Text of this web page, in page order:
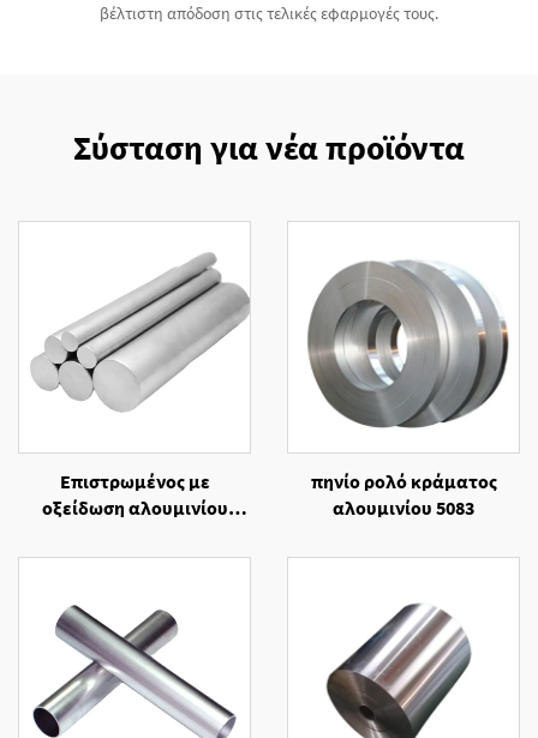
βέλτιστη απόδοση στις τελικές εφαρμογές τους.
Σύσταση για νέα προϊόντα
Επιστρωμένος με
οξείδωση αλουμινίου
στρογγυλής διατομής
πηνίο ρολό κράματος
αλουμινίου 5083